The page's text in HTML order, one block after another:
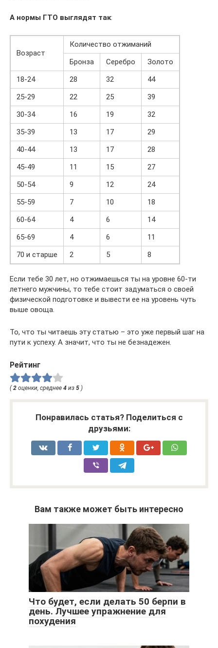
А нормы ГТО выглядят так:
Возраст
Количество отжиманий
Бронза
Серебро
Золото
18-24
28 32
44
25-29
22 25
39
30-34
16 19
32
35-39
13 17
29
40-44
13 17
28
45-49
11 15
27
50-54
9 12
24
55-59
7 10
18
60-64
4 6
14
65-69
4 6
11
70 и старше
2 5 8
Если тебе 30 лет, но отжимаешься ты на уровне 60-ти
летнего мужчины, то тебе стоит задуматься о своей
физической подготовке и вывести ее на уровень чуть
выше овоща.
То, что ты читаешь эту статью – это уже первый шаг на
пути к успеху. А значит, что ты не безнадежен.
Рейтинг
(2 оценки, среднее 4 из 5 )
Понравилась статья? Поделиться с
друзьями:
Вам также может быть интересно
Что будет, если делать 50 берпи в
день. Лучшее упражнение для
похудения